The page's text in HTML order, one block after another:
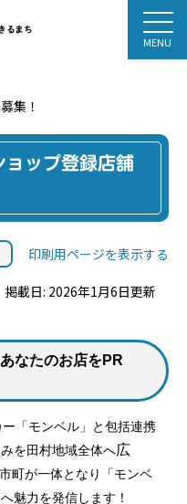
るまち
集！
ョップ登録店舗
印刷用ページを表示する
掲載日: 2026年1月6日更新
なたのお店をPR
「モンベル」と包括連携
を田村地域全体へ広
町が一体となり「モンベ
魅力を発信します！